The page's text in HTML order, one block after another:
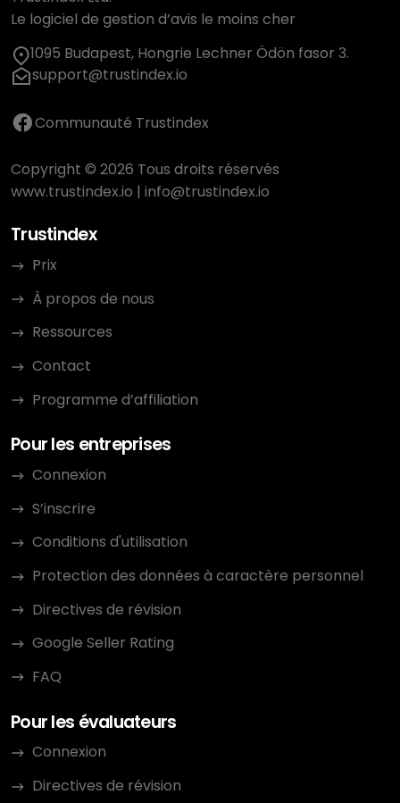
Le logiciel de gestion d’avis le moins cher
1095 Budapest, Hongrie Lechner Ödön fasor 3.
support@trustindex.io
Communauté Trustindex
Copyright © 2026 Tous droits réservés
www.trustindex.io | info@trustindex.io
Trustindex
Prix
À propos de nous
Ressources
Contact
Programme d’affiliation
Pour les entreprises
Connexion
S’inscrire
Conditions d'utilisation
Protection des données à caractère personnel
Directives de révision
Google Seller Rating
FAQ
Pour les évaluateurs
Connexion
Directives de révision